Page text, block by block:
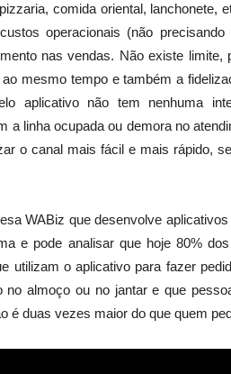
comida oriental, lanchonete,
operacionais (não
nas vendas. Não existe limite,
mesmo tempo e também a
aplicativo não tem nenhuma
a linha ocupada ou demora no
o canal mais fácil e mais rápido,
WABiz que desenvolve
e pode analisar que hoje 80%
utilizam o aplicativo para fazer
almoço ou no jantar e que
é duas vezes maior do que quem